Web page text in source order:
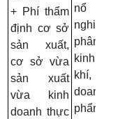
+ Phí thẩm
định cơ sở
sản xuất,
cơ sở vừa
sản xuất
vừa kinh
doanh thực
nổ
nghiệp,
phân
kinh
khí,
doanh
phẩm